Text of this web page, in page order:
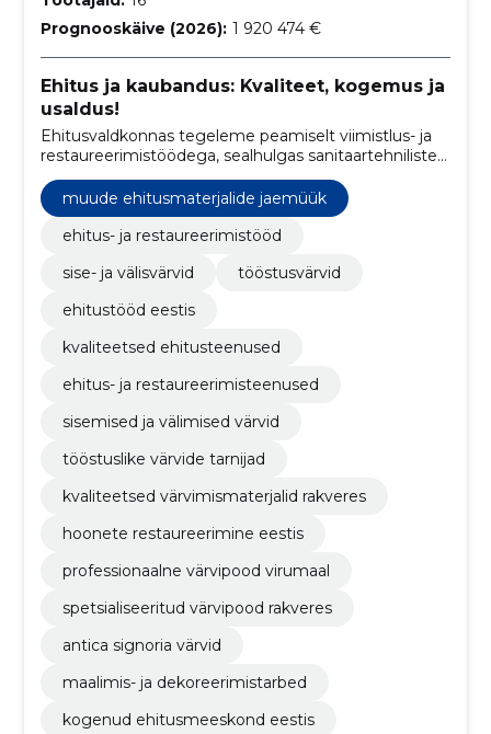
Prognooskäive (2026): 1 920 474 €
Ehitus ja kaubandus: Kvaliteet, kogemus ja
usaldus!
Ehitusvaldkonnas tegeleme peamiselt viimistlus- ja
restaureerimistöödega, sealhulgas sanitaartehniliste
ja ventilatsioonitöödega.
muude ehitusmaterjalide jaemüük
ehitus- ja restaureerimistööd
sise- ja välisvärvid
tööstusvärvid
ehitustööd eestis
kvaliteetsed ehitusteenused
ehitus- ja restaureerimisteenused
sisemised ja välimised värvid
tööstuslike värvide tarnijad
kvaliteetsed värvimismaterjalid rakveres
hoonete restaureerimine eestis
professionaalne värvipood virumaal
spetsialiseeritud värvipood rakveres
antica signoria värvid
maalimis- ja dekoreerimistarbed
kogenud ehitusmeeskond eestis